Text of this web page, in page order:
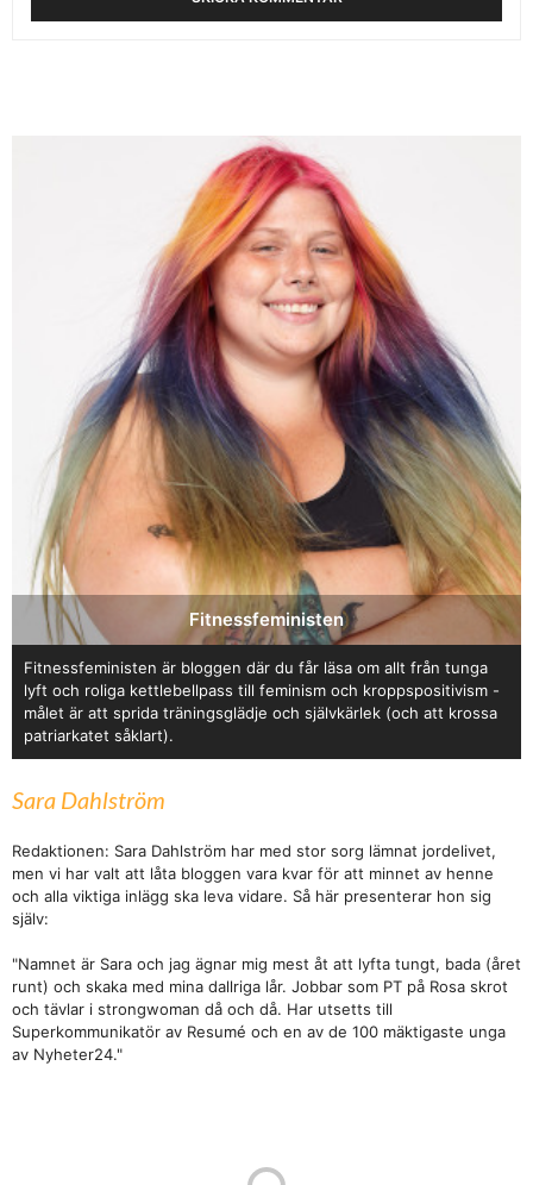
Fitnessfeministen
Fitnessfeministen är bloggen där du får läsa om allt från tunga
lyft och roliga kettlebellpass till feminism och kroppspositivism -
målet är att sprida träningsglädje och självkärlek (och att krossa
patriarkatet såklart).
Sara Dahlström
Redaktionen: Sara Dahlström har med stor sorg lämnat jordelivet,
men vi har valt att låta bloggen vara kvar för att minnet av henne
och alla viktiga inlägg ska leva vidare. Så här presenterar hon sig
själv:
"Namnet är Sara och jag ägnar mig mest åt att lyfta tungt, bada (året
runt) och skaka med mina dallriga lår. Jobbar som PT på Rosa skrot
och tävlar i strongwoman då och då. Har utsetts till
Superkommunikatör av Resumé och en av de 100 mäktigaste unga
av Nyheter24."